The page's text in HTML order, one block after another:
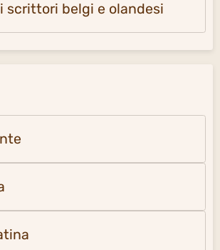
scrittori belgi e olandesi